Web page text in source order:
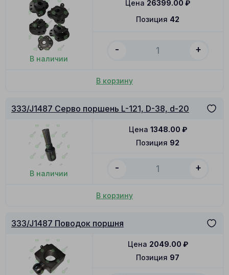
В наличии
Позиция 42
Цена 26399.00 ₽
- +
В корзину
333/J1487 Серво поршень L-121, D-38, d-20
В наличии
Позиция 92
Цена 1348.00 ₽
- +
В корзину
333/J1487 Поводок поршня
Позиция 97
Цена 2049.00 ₽